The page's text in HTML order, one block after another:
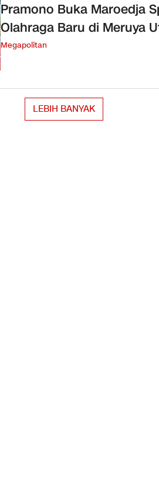
Pramono Buka Maroedja
Olahraga Baru di Meruya
Megapolitan
LEBIH BANYAK